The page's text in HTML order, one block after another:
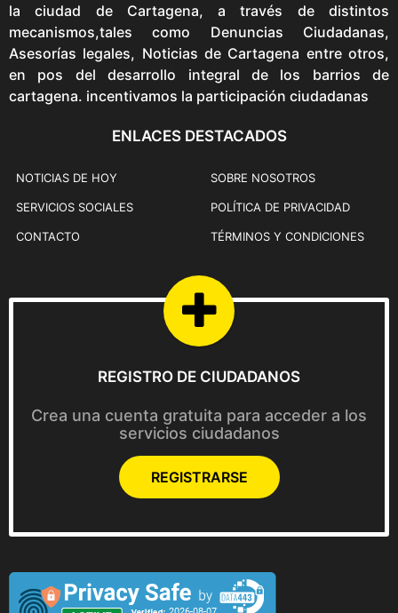
:
$
1
7
0
0
$
1
5
9
0
la ciudad de Cartagena, a través de distintos
mecanismos,tales como Denuncias Ciudadanas,
Asesorías legales, Noticias de Cartagena entre otros,
en pos del desarrollo integral de los barrios de
cartagena. incentivamos la participación ciudadanas
ENLACES DESTACADOS
NOTICIAS DE HOY
SERVICIOS SOCIALES
CONTACTO
SOBRE NOSOTROS
POLÍTICA DE PRIVACIDAD
TÉRMINOS Y CONDICIONES
REGISTRO DE CIUDADANOS
Crea una cuenta gratuita para acceder a los
servicios ciudadanos
REGISTRARSE